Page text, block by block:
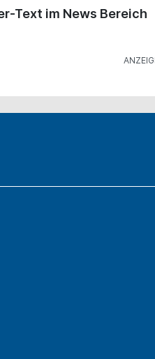
Text im News Bereich